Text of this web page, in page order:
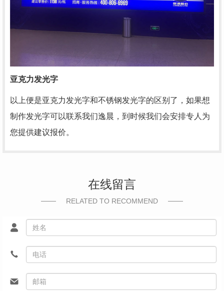
亚克力发光字
以上便是亚克力发光字和不锈钢发光字的区别了，如果想
制作发光字可以联系我们逸晨，到时候我们会安排专人为
您提供建议报价。
在线留言
RELATED TO RECOMMEND